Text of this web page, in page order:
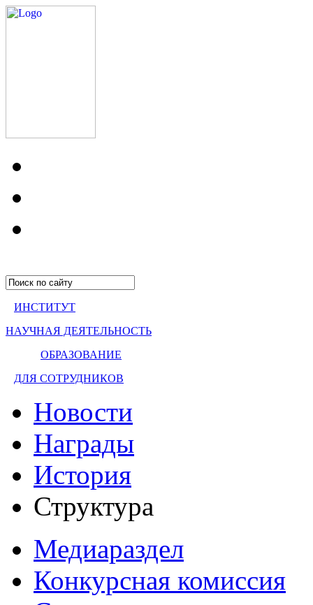
ИНСТИТУТ
НАУЧНАЯ ДЕЯТЕЛЬНОСТЬ
ОБРАЗОВАНИЕ
ДЛЯ СОТРУДНИКОВ
Новости
Награды
История
Структура
Медиараздел
Конкурсная комиссия